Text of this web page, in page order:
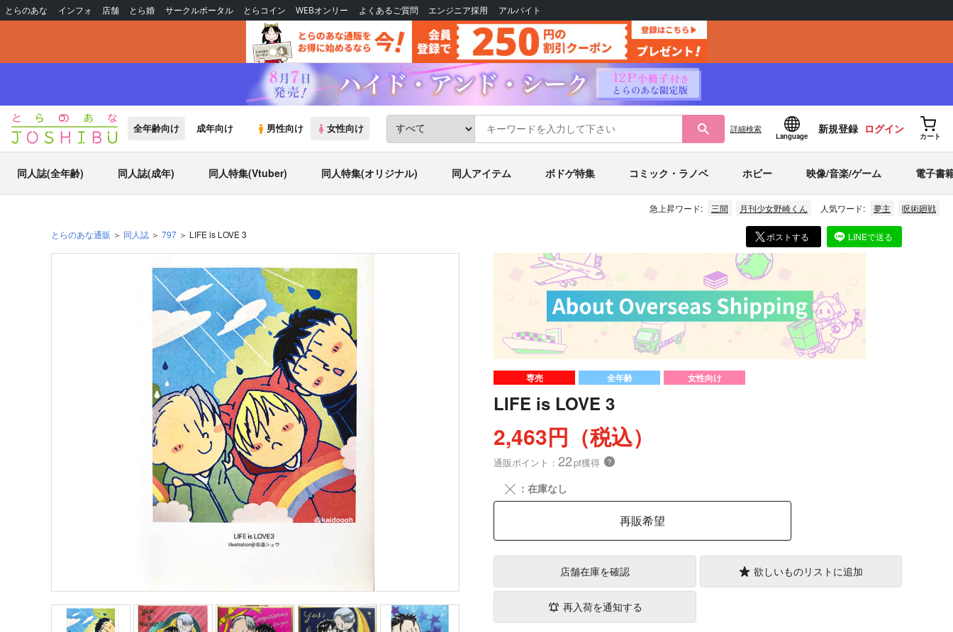
とらのあな インフォ 店舗 とら婚 サークルポータル とらコイン WEBオンリー よくあるご質問 エンジニア採用 アルバイト
全年齢向け 成年向け 男性向け 女性向け 詳細検索
Language
新規登録 ログイン
カート
同人誌(全年齢) 同人誌(成年) 同人特集(Vtuber) 同人特集(オリジナル) 同人アイテム ボドゲ特集 コミック・ラノベ ホビー 映像/音楽/ゲーム 電子書
急上昇ワード: 三間 月刊少女野崎くん 人気ワード: 夢主 呪術廻戦
とらのあな通販 同人誌 797 LIFE is LOVE 3 ポストする LINEで送る
専売 全年齢 女性向け
LIFE is LOVE 3
2,463円（税込）
通販ポイント： 22pt獲得 ？
╳ ：在庫なし
再販希望
店舗在庫を確認 欲しいものリストに追加
再入荷を通知する